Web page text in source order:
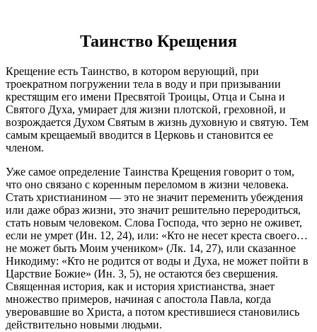
Таинство Крещения
Крещение есть Таинство, в котором верующий, при
троекратном погружении тела в воду и при призывании
крестящим его имени Пресвятой Троицы, Отца и Сына и
Святого Духа, умирает для жизни плотской, греховной, и
возрождается Духом Святым в жизнь духовную и святую. Тем
самым крещаемый вводится в Церковь и становится ее
членом.
Уже самое определение Таинства Крещения говорит о том,
что оно связано с коренным переломом в жизни человека.
Стать христианином — это не значит переменить убеждения
или даже образ жизни, это значит решительно переродиться,
стать новым человеком. Слова Господа, что зерно не оживет,
если не умрет (Ин. 12, 24), или: «Кто не несет креста своего…
не может быть Моим учеником» (Лк. 14, 27), или сказанное
Никодиму: «Кто не родится от воды и Духа, не может пойти в
Царствие Божие» (Ин. 3, 5), не остаются без свершения.
Священная история, как и история христианства, знает
множество примеров, начиная с апостола Павла, когда
уверовавшие во Христа, а потом крестившиеся становились
действительно новыми людьми.